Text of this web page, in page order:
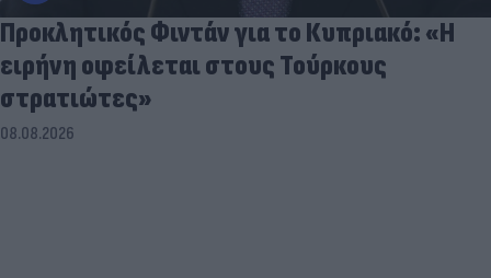
Προκλητικός Φιντάν για το Κυπριακό: «Η
ειρήνη οφείλεται στους Τούρκους
στρατιώτες»
08.08.2026